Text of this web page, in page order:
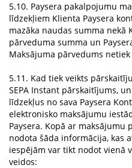
5.10. Paysera pakalpojumu
līdzekļiem Klienta Paysera
mazāka naudas summa nekā
pārveduma summa un
Maksājuma pārvedums netiek
5.11. Kad tiek veikts
SEPA Instant pārskaitījums,
līdzekļus no sava Paysera
elektronisko maksājumu
Paysera. Kopā ar
nodota šāda informācija, kas
iespējām var tikt nodot vienā
veidos: